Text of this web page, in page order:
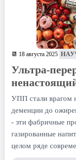
📆 18 августа 2025
Ультра-
УПП стали врагом
деменции до
- эти фабричные
газированные
целом ряде